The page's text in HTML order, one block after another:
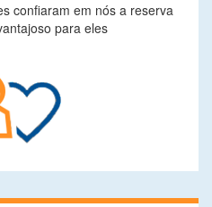
confiaram em nós a reserva
para eles